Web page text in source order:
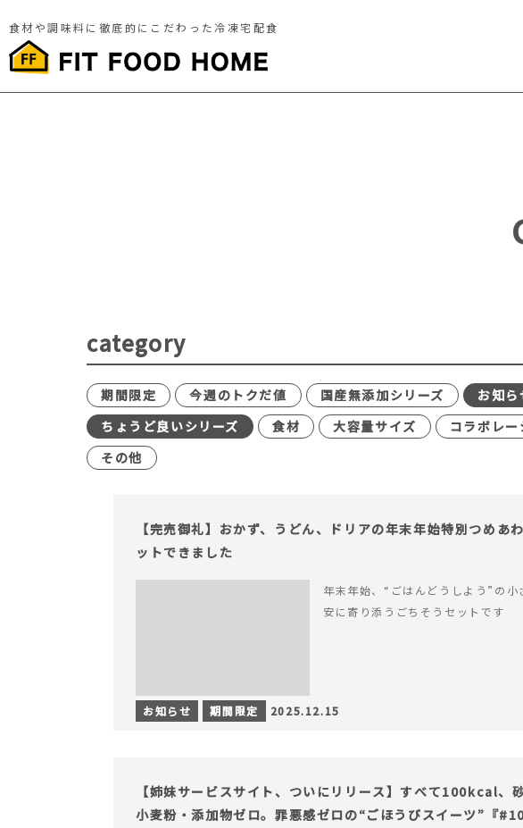
食材や調味料に徹底的にこだわった冷凍宅配食
category
期間限定 今週のトクだ値 国産無添加シリーズ お知ら
ちょうど良いシリーズ
食材 大容量サイズ コラボレー
その他
【完売御礼】おかず、うどん、ドリアの年末年始特別つめあ
ットできました
年末年始、“ごはんどうしよう”の小
安に寄り添うごちそうセットです
お知らせ 期間限定 2025.12.15
【姉妹サービスサイト、ついにリリース】すべて100kcal、
小麦粉・添加物ゼロ。罪悪感ゼロの“ごほうびスイーツ”『